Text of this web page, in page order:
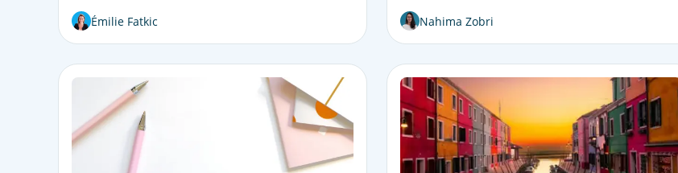
Émilie Fatkic Nahima Zobri